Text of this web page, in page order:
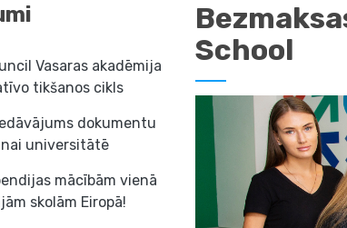
Vasaras akadēmija
tikšanos cikls
dokumentu
universitātē
mācībām vienā
skolām Eiropā!
School